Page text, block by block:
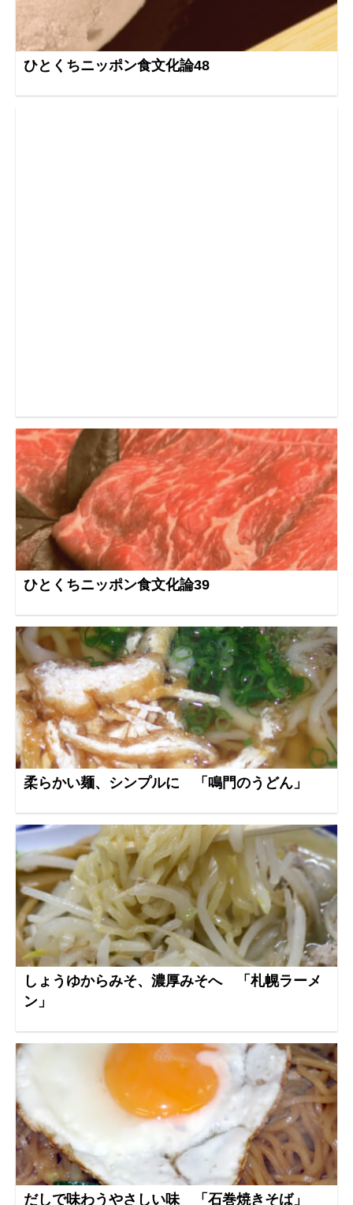
ひとくちニッポン食文化論48
ひとくちニッポン食文化論39
柔らかい麺、シンプルに 「鳴門のうどん」
しょうゆからみそ、濃厚みそへ 「札幌ラーメ
ン」
だしで味わうやさしい味 「石巻焼きそば」